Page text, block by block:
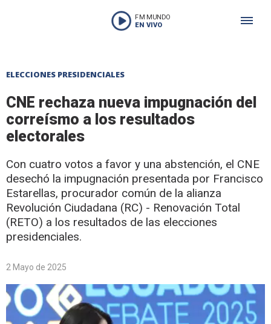
FM MUNDO
EN VIVO
ELECCIONES PRESIDENCIALES
CNE rechaza nueva impugnación del
correísmo a los resultados
electorales
Con cuatro votos a favor y una abstención, el CNE
desechó la impugnación presentada por Francisco
Estarellas, procurador común de la alianza
Revolución Ciudadana (RC) - Renovación Total
(RETO) a los resultados de las elecciones
presidenciales.
2 Mayo de 2025